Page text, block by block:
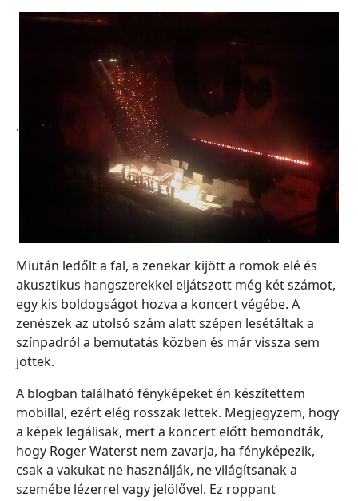
.
Miután ledőlt a fal, a zenekar kijött a romok elé és
akusztikus hangszerekkel eljátszott még két számot,
egy kis boldogságot hozva a koncert végébe. A
zenészek az utolsó szám alatt szépen lesétáltak a
színpadról a bemutatás közben és már vissza sem
jöttek.
A blogban található fényképeket én készítettem
mobillal, ezért elég rosszak lettek. Megjegyzem, hogy
a képek legálisak, mert a koncert előtt bemondták,
hogy Roger Waterst nem zavarja, ha fényképezik,
csak a vakukat ne használják, ne világítsanak a
szemébe lézerrel vagy jelölővel. Ez roppant